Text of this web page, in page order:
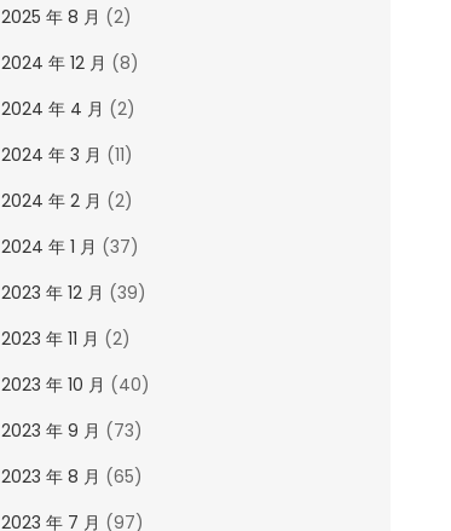
2025 年 8 月 (2)
2024 年 12 月 (8)
2024 年 4 月 (2)
2024 年 3 月 (11)
2024 年 2 月 (2)
2024 年 1 月 (37)
2023 年 12 月 (39)
2023 年 11 月 (2)
2023 年 10 月 (40)
2023 年 9 月 (73)
2023 年 8 月 (65)
2023 年 7 月 (97)